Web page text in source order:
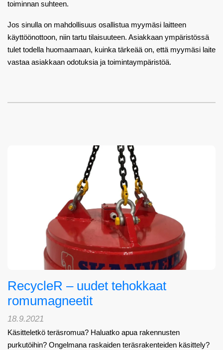
toiminnan suhteen.
Jos sinulla on mahdollisuus osallistua myymäsi laitteen
käyttöönottoon, niin tartu tilaisuuteen. Asiakkaan ympäristössä
tulet todella huomaamaan, kuinka tärkeää on, että myymäsi laite
vastaa asiakkaan odotuksia ja toimintaympäristöä.
RecycleR – uudet tehokkaat
romumagneetit
18.9.2021
Käsitteletkö teräsromua? Haluatko apua rakennusten
purkutöihin? Ongelmana raskaiden teräsrakenteiden käsittely?